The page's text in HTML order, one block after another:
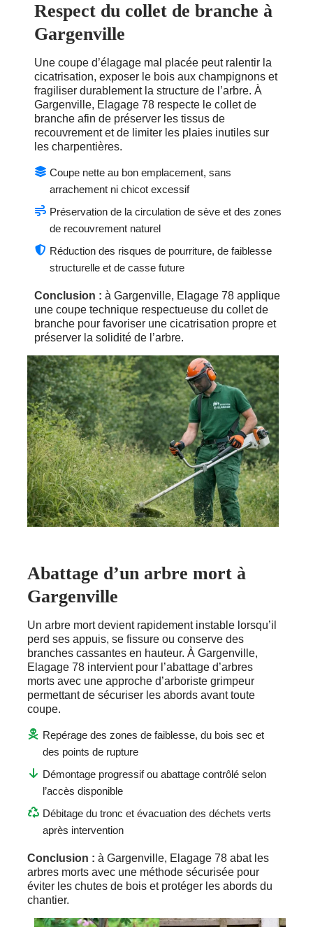
Respect du collet de branche à
Gargenville
Une coupe d’élagage mal placée peut ralentir la
cicatrisation, exposer le bois aux champignons et
fragiliser durablement la structure de l’arbre. À
Gargenville, Elagage 78 respecte le collet de
branche afin de préserver les tissus de
recouvrement et de limiter les plaies inutiles sur
les charpentières.
Coupe nette au bon emplacement, sans
arrachement ni chicot excessif
Préservation de la circulation de sève et des zones
de recouvrement naturel
Réduction des risques de pourriture, de faiblesse
structurelle et de casse future
Conclusion : à Gargenville, Elagage 78 applique
une coupe technique respectueuse du collet de
branche pour favoriser une cicatrisation propre et
préserver la solidité de l’arbre.
Abattage d’un arbre mort à
Gargenville
Un arbre mort devient rapidement instable lorsqu’il
perd ses appuis, se fissure ou conserve des
branches cassantes en hauteur. À Gargenville,
Elagage 78 intervient pour l’abattage d’arbres
morts avec une approche d’arboriste grimpeur
permettant de sécuriser les abords avant toute
coupe.
Repérage des zones de faiblesse, du bois sec et
des points de rupture
Démontage progressif ou abattage contrôlé selon
l’accès disponible
Débitage du tronc et évacuation des déchets verts
après intervention
Conclusion : à Gargenville, Elagage 78 abat les
arbres morts avec une méthode sécurisée pour
éviter les chutes de bois et protéger les abords du
chantier.